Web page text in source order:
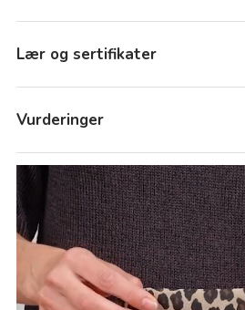
Lær og sertifikater
Vurderinger